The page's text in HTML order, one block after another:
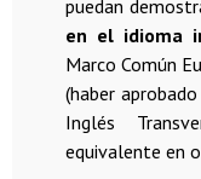
puedan
en el idioma
Marco Común
(haber
Inglés
equivalente en